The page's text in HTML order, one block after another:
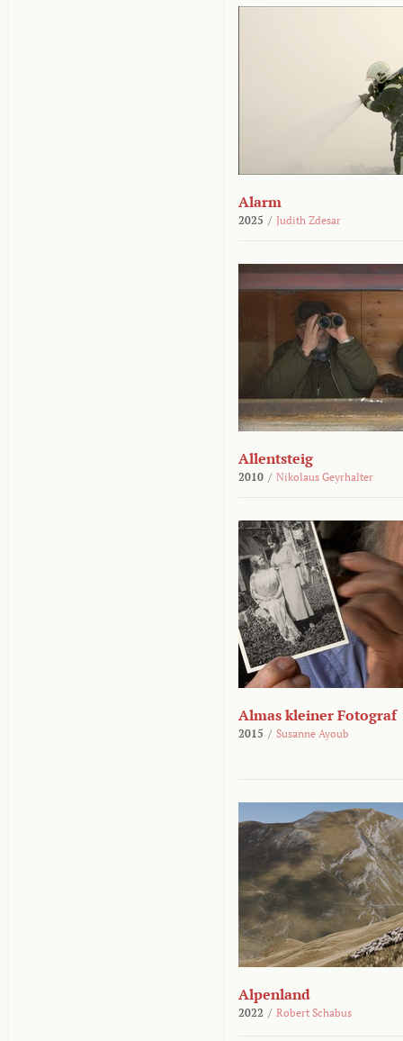
Alarm
2025 / Judith Zdesar
Allentsteig
2010 / Nikolaus Geyrhalter
Almas kleiner Fotograf
2015 / Susanne Ayoub
Alpenland
2022 / Robert Schabus